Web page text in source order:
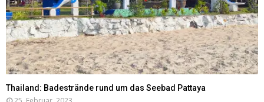
Thailand: Badestrände rund um das Seebad Pattaya